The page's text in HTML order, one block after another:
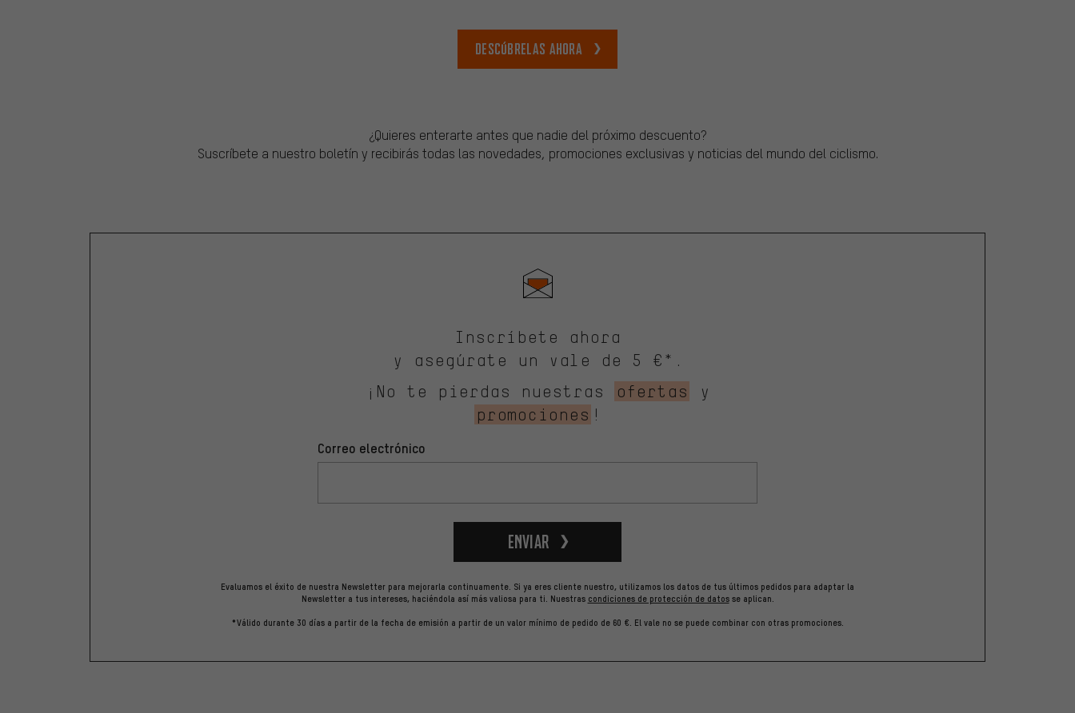
Descúbrelas ahora
¿Quieres enterarte antes que nadie del próximo descuento?
Suscríbete a nuestro boletín y recibirás todas las novedades, promociones exclusivas y noticias del mundo del ciclismo.
Inscríbete ahora
y asegúrate un vale de 5 €*.
¡No te pierdas nuestras
ofertas
y
promociones !
Correo electrónico
Enviar
Evaluamos el éxito de nuestra Newsletter para mejorarla continuamente. Si ya eres cliente nuestro, utilizamos los datos de tus últimos pedidos para adaptar la
Newsletter a tus intereses, haciéndola así más valiosa para ti. Nuestras condiciones de protección de datosse aplican.
*Válido durante 30 días a partir de la fecha de emisión a partir de un valor mínimo de pedido de 60 €. El vale no se puede combinar con otras promociones.